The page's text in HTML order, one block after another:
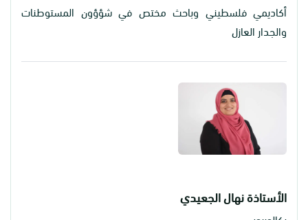
أكاديمي فلسطيني وباحث مختص في شؤؤون المستوطنات
والجدار العازل
الأستاذة نهال الجعيدي